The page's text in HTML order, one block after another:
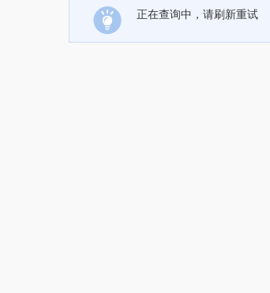
正在查询中，请刷新重试